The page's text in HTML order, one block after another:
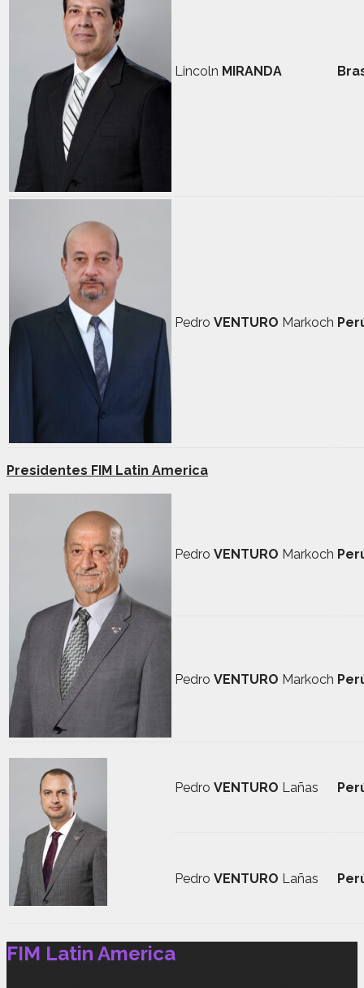
Lincoln MIRANDA
Pedro VENTURO Markoch
Presidentes FIM Latin America
Pedro VENTURO Markoch
Pedro VENTURO Markoch
Pedro VENTURO Lañas
Pedro VENTURO Lañas
FIM Latin America